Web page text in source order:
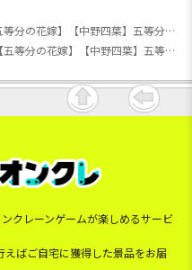
【五等分の花嫁】【中野四葉】五等分の花嫁＊ Desktop Cute フィギュア 中野四葉～バニーver.～
【五等分の花嫁】【中野四葉】五等分の花嫁＊ Desktop Cute フィギュア 中野四葉～バニーver.～
クレーンゲームが楽しめるサービ
ばご自宅に獲得した景品をお届